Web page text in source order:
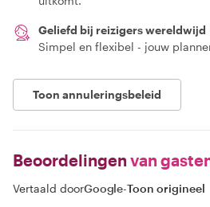
Geliefd bij reizigers wereldwijd
Simpel en flexibel - jouw
Toon annuleringsbeleid
Beoordelingen van
Vertaald doorGoogle-Toon origineel